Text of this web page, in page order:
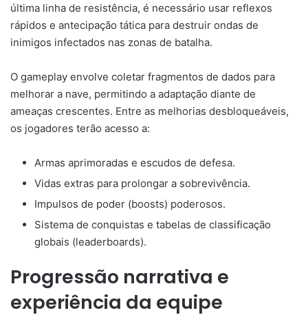
última linha de resistência, é necessário usar reflexos
rápidos e antecipação tática para destruir ondas de
inimigos infectados nas zonas de batalha.
O gameplay envolve coletar fragmentos de dados para
melhorar a nave, permitindo a adaptação diante de
ameaças crescentes. Entre as melhorias desbloqueáveis,
os jogadores terão acesso a:
Armas aprimoradas e escudos de defesa.
Vidas extras para prolongar a sobrevivência.
Impulsos de poder (boosts) poderosos.
Sistema de conquistas e tabelas de classificação
globais (leaderboards).
Progressão narrativa e
experiência da equipe